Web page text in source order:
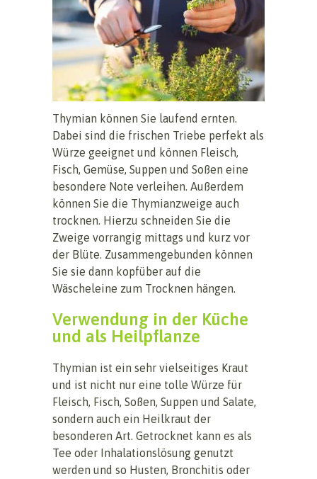
Thymian können Sie laufend ernten.
Dabei sind die frischen Triebe perfekt als
Würze geeignet und können Fleisch,
Fisch, Gemüse, Suppen und Soßen eine
besondere Note verleihen. Außerdem
können Sie die Thymianzweige auch
trocknen. Hierzu schneiden Sie die
Zweige vorrangig mittags und kurz vor
der Blüte. Zusammengebunden können
Sie sie dann kopfüber auf die
Wäscheleine zum Trocknen hängen.
Verwendung in der Küche
und als Heilpflanze
Thymian ist ein sehr vielseitiges Kraut
und ist nicht nur eine tolle Würze für
Fleisch, Fisch, Soßen, Suppen und Salate,
sondern auch ein Heilkraut der
besonderen Art. Getrocknet kann es als
Tee oder Inhalationslösung genutzt
werden und so Husten, Bronchitis oder